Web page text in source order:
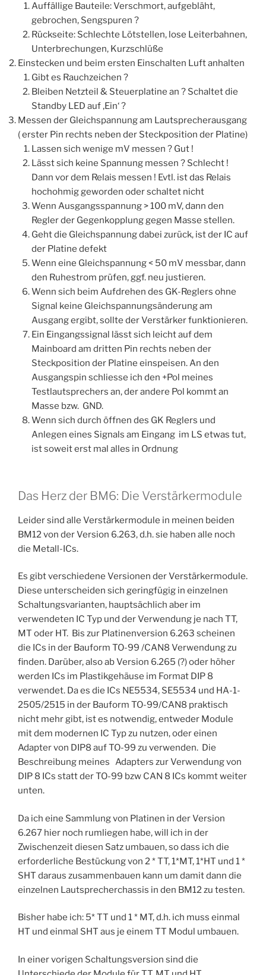
Auffällige Bauteile: Verschmort, aufgebläht,
gebrochen, Sengspuren ?
Rückseite: Schlechte Lötstellen, lose Leiterbahnen,
Unterbrechungen, Kurzschlüße
Einstecken und beim ersten Einschalten Luft anhalten
Gibt es Rauchzeichen ?
Bleiben Netzteil & Steuerplatine an ? Schaltet die
Standby LED auf ‚Ein‘ ?
Messen der Gleichspannung am Lautsprecherausgang
( erster Pin rechts neben der Steckposition der Platine)
Lassen sich wenige mV messen ? Gut !
Lässt sich keine Spannung messen ? Schlecht !
Dann vor dem Relais messen ! Evtl. ist das Relais
hochohmig geworden oder schaltet nicht
Wenn Ausgangsspannung > 100 mV, dann den
Regler der Gegenkopplung gegen Masse stellen.
Geht die Gleichspannung dabei zurück, ist der IC auf
der Platine defekt
Wenn eine Gleichspannung < 50 mV messbar, dann
den Ruhestrom prüfen, ggf. neu justieren.
Wenn sich beim Aufdrehen des GK-Reglers ohne
Signal keine Gleichspannungsänderung am
Ausgang ergibt, sollte der Verstärker funktionieren.
Ein Eingangssignal lässt sich leicht auf dem
Mainboard am dritten Pin rechts neben der
Steckposition der Platine einspeisen. An den
Ausgangspin schliesse ich den +Pol meines
Testlautsprechers an, der andere Pol kommt an
Masse bzw. GND.
Wenn sich durch öffnen des GK Reglers und
Anlegen eines Signals am Eingang im LS etwas tut,
ist soweit erst mal alles in Ordnung
Das Herz der BM6: Die Verstärkermodule
Leider sind alle Verstärkermodule in meinen beiden
BM12 von der Version 6.263, d.h. sie haben alle noch
die Metall-ICs.
Es gibt verschiedene Versionen der Verstärkermodule.
Diese unterscheiden sich geringfügig in einzelnen
Schaltungsvarianten, hauptsächlich aber im
verwendeten IC Typ und der Verwendung je nach TT,
MT oder HT. Bis zur Platinenversion 6.263 scheinen
die ICs in der Bauform TO-99 /CAN8 Verwendung zu
finden. Darüber, also ab Version 6.265 (?) oder höher
werden ICs im Plastikgehäuse im Format DIP 8
verwendet. Da es die ICs NE5534, SE5534 und HA-1-
2505/2515 in der Bauform TO-99/CAN8 praktisch
nicht mehr gibt, ist es notwendig, entweder Module
mit dem modernen IC Typ zu nutzen, oder einen
Adapter von DIP8 auf TO-99 zu verwenden. Die
Beschreibung meines Adapters zur Verwendung von
DIP 8 ICs statt der TO-99 bzw CAN 8 ICs kommt weiter
unten.
Da ich eine Sammlung von Platinen in der Version
6.267 hier noch rumliegen habe, will ich in der
Zwischenzeit diesen Satz umbauen, so dass ich die
erforderliche Bestückung von 2 * TT, 1*MT, 1*HT und 1 *
SHT daraus zusammenbauen kann um damit dann die
einzelnen Lautsprecherchassis in den BM12 zu testen.
Bisher habe ich: 5* TT und 1 * MT, d.h. ich muss einmal
HT und einmal SHT aus je einem TT Modul umbauen.
In einer vorigen Schaltungsversion sind die